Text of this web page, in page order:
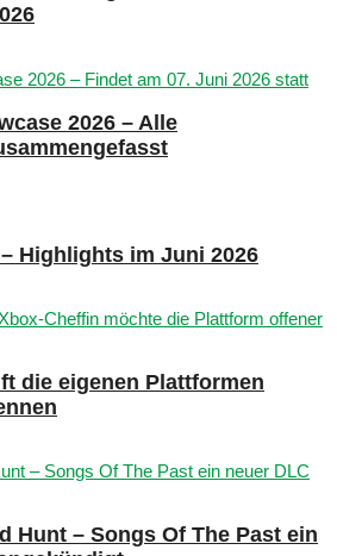
2026 – Alle
Highlights im Juni 2026
die eigenen Plattformen
Hunt – Songs Of The Past ein